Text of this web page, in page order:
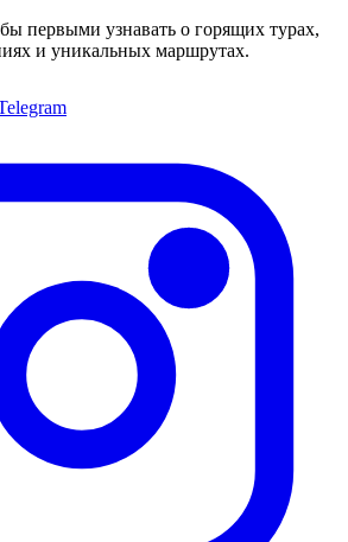
первыми узнавать о горящих турах,
и уникальных маршрутах.